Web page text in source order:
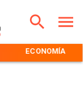
ECONOMÍA